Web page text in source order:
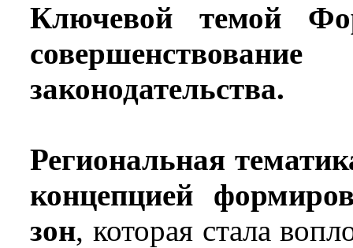
Ключевой темой
законодательства.
Региональная
концепцией
зон, которая стала